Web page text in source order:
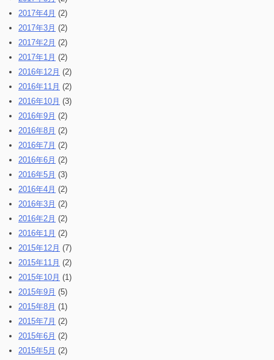
2017年4月 (2)
2017年3月 (2)
2017年2月 (2)
2017年1月 (2)
2016年12月 (2)
2016年11月 (2)
2016年10月 (3)
2016年9月 (2)
2016年8月 (2)
2016年7月 (2)
2016年6月 (2)
2016年5月 (3)
2016年4月 (2)
2016年3月 (2)
2016年2月 (2)
2016年1月 (2)
2015年12月 (7)
2015年11月 (2)
2015年10月 (1)
2015年9月 (5)
2015年8月 (1)
2015年7月 (2)
2015年6月 (2)
2015年5月 (2)